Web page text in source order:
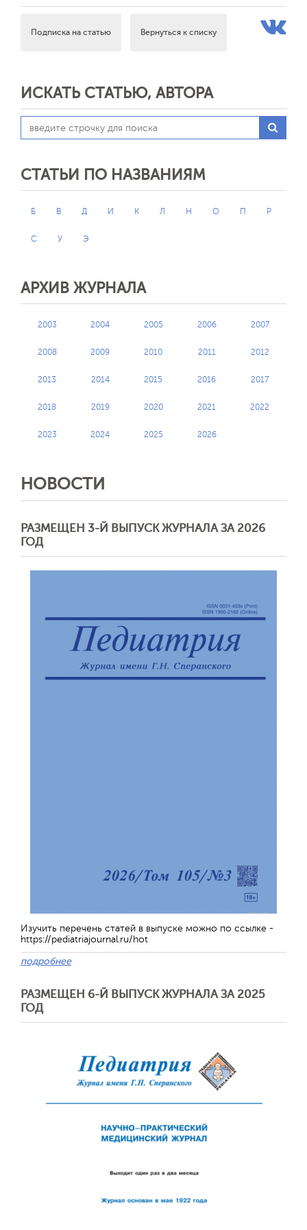
Подписка на статью Вернуться к списку
ИСКАТЬ СТАТЬЮ, АВТОРА
СТАТЬИ ПО НАЗВАНИЯМ
Б В Д И К Л Н О П Р
С У Э
АРХИВ ЖУРНАЛА
2003 2004 2005 2006 2007
2008 2009 2010 2011 2012
2013 2014 2015 2016 2017
2018 2019 2020 2021 2022
2023 2024 2025 2026
НОВОСТИ
РАЗМЕЩЕН 3-Й ВЫПУСК ЖУРНАЛА ЗА 2026
ГОД
Изучить перечень статей в выпуске можно по ссылке -
https://pediatriajournal.ru/hot
подробнее
РАЗМЕЩЕН 6-Й ВЫПУСК ЖУРНАЛА ЗА 2025
ГОД
Обратная